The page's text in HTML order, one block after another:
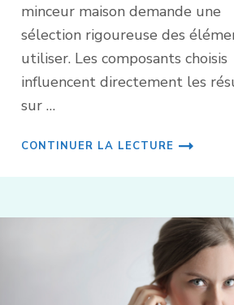
minceur maison demande une
sélection rigoureuse des
utiliser. Les composants choisis
influencent directement les
sur …
CONTINUER LA LECTURE